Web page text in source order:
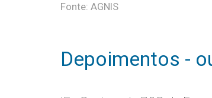
Fonte: AGNIS
Depoimentos -